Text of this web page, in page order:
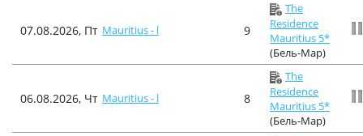
07.08.2026, Пт Mauritius - l 9
The
Residence
Mauritius 5*
(Бель-Мар)
06.08.2026, Чт Mauritius - l 8
The
Residence
Mauritius 5*
(Бель-Мар)